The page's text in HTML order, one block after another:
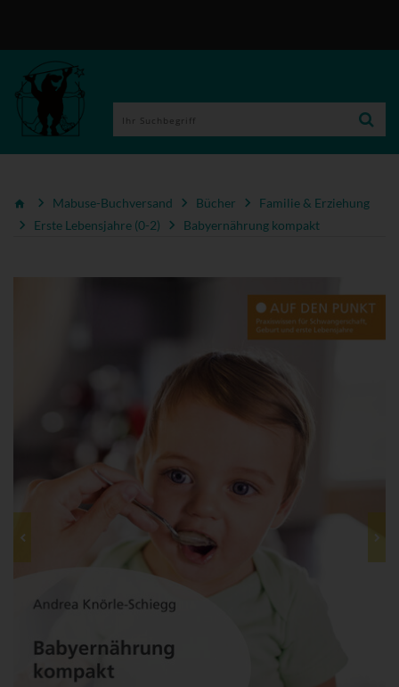
Mabuse-Buchversand Bücher
Familie & Erziehung
Erste Lebensjahre (0-2)
Babyernährung kompakt